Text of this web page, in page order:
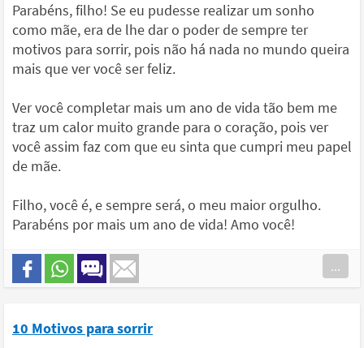
Parabéns, filho! Se eu pudesse realizar um sonho
como mãe, era de lhe dar o poder de sempre ter
motivos para sorrir, pois não há nada no mundo queira
mais que ver você ser feliz.
Ver você completar mais um ano de vida tão bem me
traz um calor muito grande para o coração, pois ver
você assim faz com que eu sinta que cumpri meu papel
de mãe.
Filho, você é, e sempre será, o meu maior orgulho.
Parabéns por mais um ano de vida! Amo você!
...
10 Motivos para sorrir